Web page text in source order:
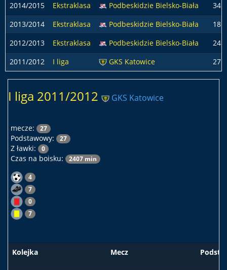
2014/2015
Ekstraklasa Podbeskidzie Bielsko-Biała
34
2013/2014
Ekstraklasa Podbeskidzie Bielsko-Biała
18
2012/2013
Ekstraklasa Podbeskidzie Bielsko-Biała
24
2011/2012
I liga GKS Katowice 27
I liga 2011/2012 GKS Katowice
mecze: 27
Podstawowy: 27
Z ławki: 0
Czas na boisku: 2407 min
4
7
0
7
Kolejka Mecz Podst